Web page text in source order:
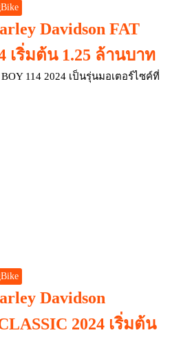
Davidson FAT
เริ่มต้น 1.25 ล้านบาท
BOY 114 2024 เป็นรุ่นมอเตอร์ไซค์ที่
Davidson
2024 เริ่มต้น